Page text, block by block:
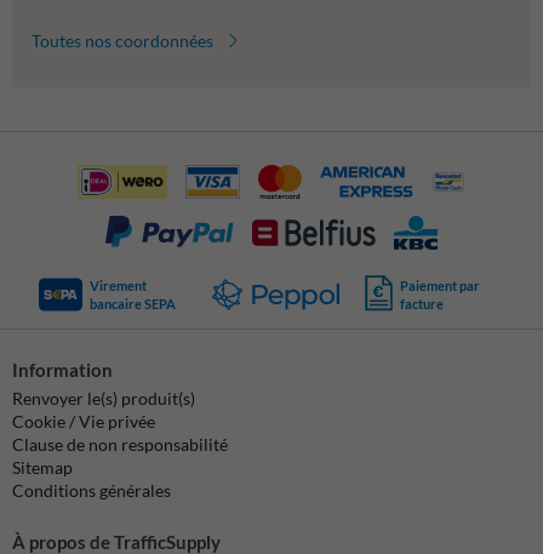
Toutes nos coordonnées
Virement
bancaire SEPA
Paiement par
facture
Information
Renvoyer le(s) produit(s)
Cookie / Vie privée
Clause de non responsabilité
Sitemap
Conditions générales
À propos de TrafficSupply